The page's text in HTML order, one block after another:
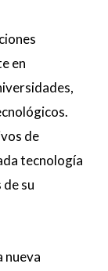
en
de
tecnología
su
nueva